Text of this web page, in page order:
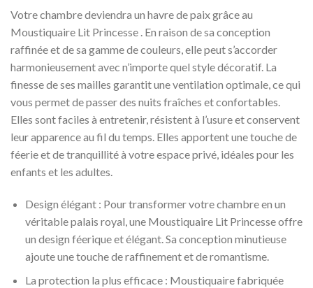
Votre chambre deviendra un havre de paix grâce au
Moustiquaire Lit Princesse . En raison de sa conception
raffinée et de sa gamme de couleurs, elle peut s’accorder
harmonieusement avec n’importe quel style décoratif. La
finesse de ses mailles garantit une ventilation optimale, ce qui
vous permet de passer des nuits fraîches et confortables.
Elles sont faciles à entretenir, résistent à l’usure et conservent
leur apparence au fil du temps. Elles apportent une touche de
féerie et de tranquillité à votre espace privé, idéales pour les
enfants et les adultes.
Design élégant : Pour transformer votre chambre en un
véritable palais royal, une Moustiquaire Lit Princesse offre
un design féerique et élégant. Sa conception minutieuse
ajoute une touche de raffinement et de romantisme.
La protection la plus efficace : Moustiquaire fabriquée